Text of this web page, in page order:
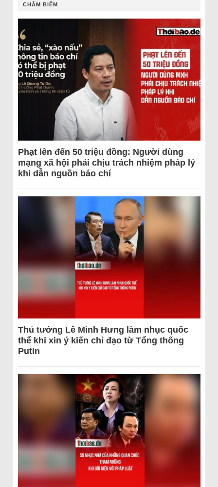
CHÂM BIẾM
Phạt lên đến 50 triệu đồng: Người dùng
mạng xã hội phải chịu trách nhiệm pháp lý
khi dẫn nguồn báo chí
Thủ tướng Lê Minh Hưng làm nhục quốc
thể khi xin ý kiến chỉ đạo từ Tổng thống
Putin